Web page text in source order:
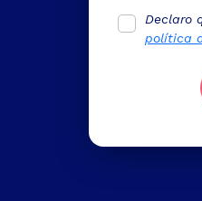
Declaro
política